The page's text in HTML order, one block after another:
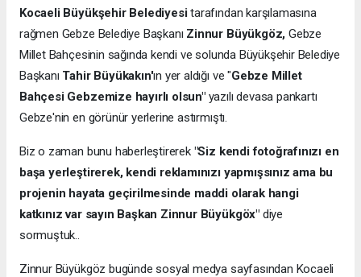
Kocaeli Büyükşehir Belediyesitarafından karşılamasına
rağmen Gebze Belediye Başkanı Zinnur Büyükgöz, Gebze
Millet Bahçesinin sağında kendi ve solunda Büyükşehir Belediye
Başkanı Tahir Büyükakın'ın yer aldığı ve "Gebze Millet
Bahçesi Gebzemize hayırlı olsun"yazılı devasa pankartı
Gebze'nin en görünür yerlerine astırmıştı.
Biz o zaman bunu haberleştirerek "Siz kendi fotoğrafınızı en
başa yerleştirerek, kendi reklamınızı yapmışsınız ama bu
projenin hayata geçirilmesinde maddi olarak hangi
katkınız var sayın Başkan Zinnur Büyükgöx" diye
sormuştuk..
Zinnur Büyükgöz bugünde sosyal medya sayfasından Kocaeli